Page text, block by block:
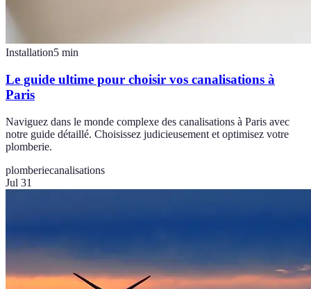
Installation5 min
Le guide ultime pour choisir vos canalisations à
Paris
Naviguez dans le monde complexe des canalisations à Paris avec
notre guide détaillé. Choisissez judicieusement et optimisez votre
plomberie.
plomberiecanalisations
Jul 31